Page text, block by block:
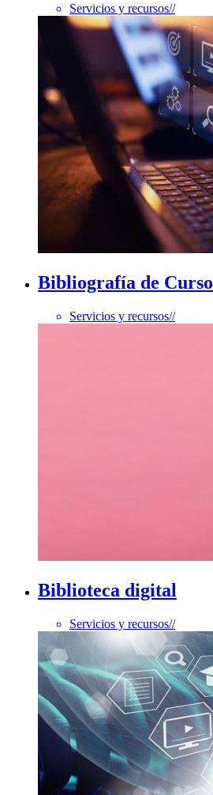
Servicios y recursos//
Bibliografía de Curso
Servicios y recursos//
Biblioteca digital
Servicios y recursos//